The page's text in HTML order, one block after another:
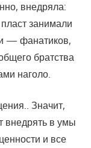
внедряла:
занимали
— фанатиков,
братства
наголо.
Значит,
внедрять в умы
и все